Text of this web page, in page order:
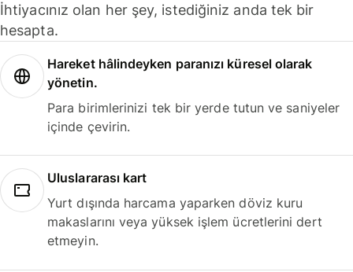
İhtiyacınız olan her şey, istediğiniz anda tek bir
hesapta.
Hareket hâlindeyken paranızı küresel olarak
yönetin.
Para birimlerinizi tek bir yerde tutun ve saniyeler
içinde çevirin.
Uluslararası kart
Yurt dışında harcama yaparken döviz kuru
makaslarını veya yüksek işlem ücretlerini dert
etmeyin.